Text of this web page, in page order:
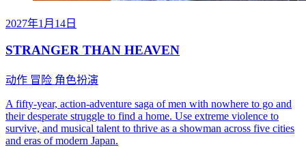
2027年1月14日
STRANGER THAN HEAVEN
动作 冒险 角色扮演
A fifty-year, action-adventure saga of men with nowhere to go and
their desperate struggle to find a home. Use extreme violence to
survive, and musical talent to thrive as a showman across five cities
and eras of modern Japan.